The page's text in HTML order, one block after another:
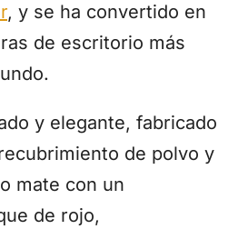
, y se ha convertido en
de escritorio más
y elegante, fabricado
de polvo y
mate con un
de rojo,